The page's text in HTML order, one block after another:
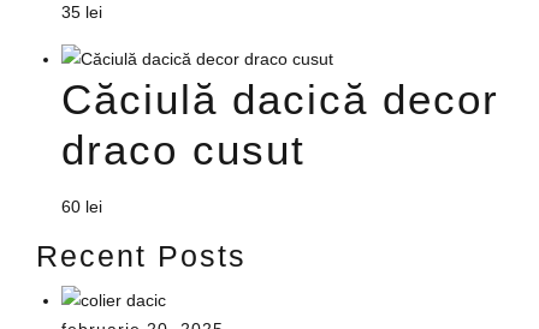
35 lei
Căciulă dacică decor
draco cusut
60 lei
Recent Posts